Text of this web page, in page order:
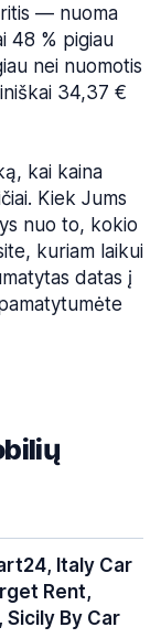
— nuoma
48 % pigiau
nei nuomotis
34,37 €
kai kaina
Kiek Jums
nuo to, kokio
kuriam laikui
datas į
Italy Car
Rent,
Sicily By Car